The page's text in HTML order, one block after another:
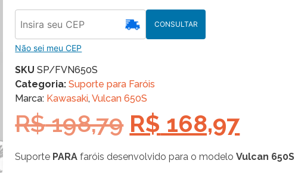
CONSULTAR
Não sei meu CEP
SKUSP/FVN650S
Categoria: Suporte para Faróis
Marca: Kawasaki,Vulcan 650S
R$198,79 R$ 168,97
Suporte PARA faróis desenvolvido para o modeloVulcan 650S